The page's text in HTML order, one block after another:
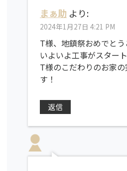
まぁ助 より:
2024年1月27日 4:21 PM
T様、地鎮祭おめでとう
いよいよ工事がスター
T様のこだわりのお家
す！
返信